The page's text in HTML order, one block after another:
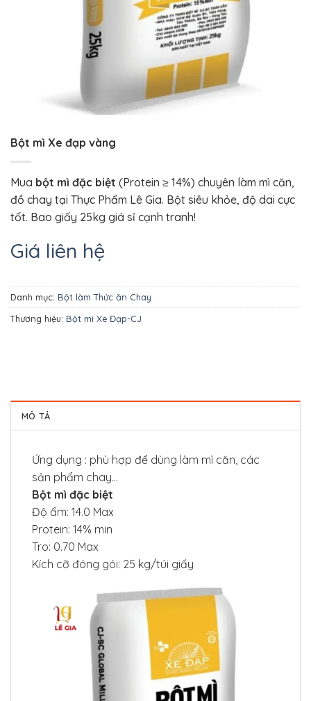
Bột mì Xe đạp vàng
Mua bột mì đặc biệt (Protein ≥ 14%) chuyên làm mì căn,
đồ chay tại Thực Phẩm Lê Gia. Bột siêu khỏe, độ dai cực
tốt. Bao giấy 25kg giá sỉ cạnh tranh!
Giá liên hệ
Danh mục: Bột làm Thức ăn Chay
Thương hiệu: Bột mì Xe Đạp-CJ
MÔ TẢ
Ứng dụng : phù hợp để dùng làm mì căn, các
sản phẩm chay…
Bột mì đặc biệt
Độ ẩm: 14.0 Max
Protein: 14% min
Tro: 0.70 Max
Kích cỡ đóng gói: 25 kg/túi giấy